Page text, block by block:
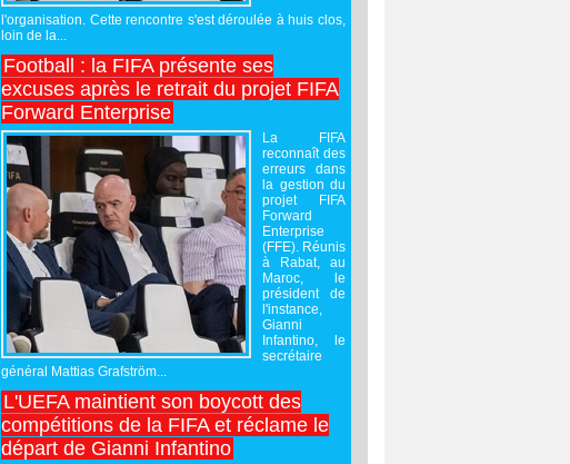
l'organisation. Cette rencontre s'est déroulée à huis clos,
loin de la...
Football : la FIFA présente ses
excuses après le retrait du projet FIFA
Forward Enterprise
La FIFA
reconnaît des
erreurs dans
la gestion du
projet FIFA
Forward
Enterprise
(FFE). Réunis
à Rabat, au
Maroc, le
président de
l'instance,
Gianni
Infantino, le
secrétaire
général Mattias Grafström...
L'UEFA maintient son boycott des
compétitions de la FIFA et réclame le
départ de Gianni Infantino